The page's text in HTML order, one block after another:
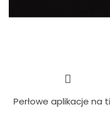
Perłowe aplikacje na